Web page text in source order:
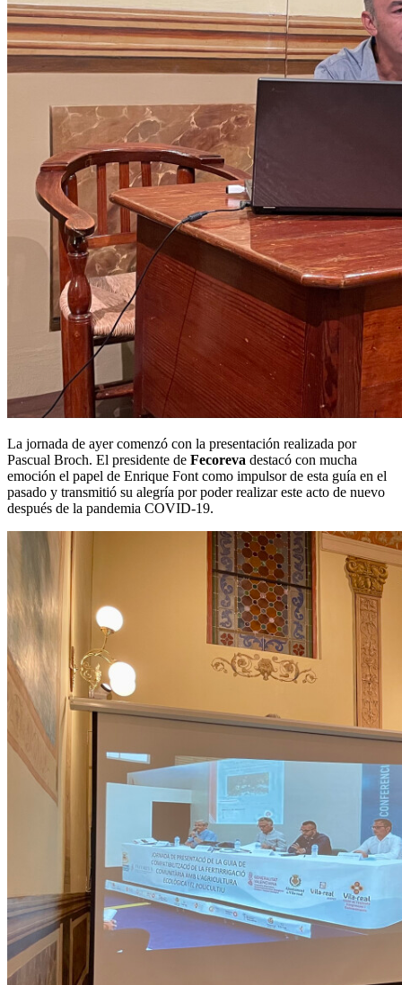
La jornada de ayer comenzó con la presentación realizada por
Pascual Broch. El presidente de Fecoreva destacó con mucha
emoción el papel de Enrique Font como impulsor de esta guía en el
pasado y transmitió su alegría por poder realizar este acto de nuevo
después de la pandemia COVID-19.